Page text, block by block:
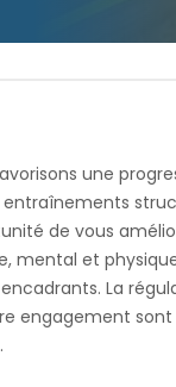
une
de vous
mental et
La
engagement